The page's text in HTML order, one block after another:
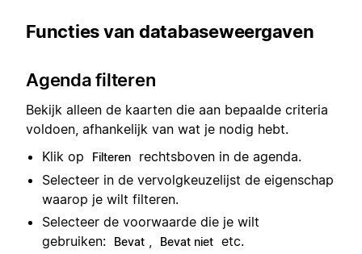
Functies van databaseweergaven
Agenda filteren
Bekijk alleen de kaarten die aan bepaalde criteria
voldoen, afhankelijk van wat je nodig hebt.
Klik op
Filteren
rechtsboven in de agenda.
Selecteer in de vervolgkeuzelijst de eigenschap
waarop je wilt filteren.
Selecteer de voorwaarde die je wilt
gebruiken:
Bevat , Bevat niet etc.